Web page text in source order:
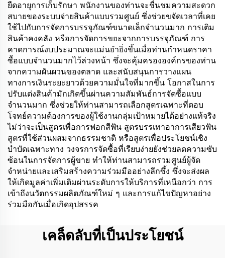
ยืดอายุการเก็บรักษา พนักงานของท่านจะชื่นชมความสะดวก
สบายของระบบจ่ายสินค้าแบบรวมศูนย์ ซึ่งช่วยขจัดเวลาที่เคย
ใช้ไปกับการจัดการบรรจุภัณฑ์ขนาดเล็กจำนวนมาก การเติม
สินค้าคงคลัง หรือการจัดการขยะจากการบรรจุภัณฑ์ การ
คาดการณ์งบประมาณจะแม่นยำยิ่งขึ้นเมื่อท่านกำหนดราคา
ซื้อแบบจำนวนมากไว้ล่วงหน้า ซึ่งจะคุ้มครององค์กรของท่าน
จากความผันผวนของตลาด และสนับสนุนการวางแผน
ทางการเงินระยะยาวด้วยความมั่นใจที่มากขึ้น โอกาสในการ
ปรับแต่งสินค้ามักเกิดขึ้นผ่านความสัมพันธ์การจัดซื้อแบบ
จำนวนมาก ซึ่งช่วยให้ท่านสามารถเลือกสูตรเฉพาะที่ตอบ
โจทย์ความต้องการของผู้ใช้งานกลุ่มเป้าหมายได้อย่างแท้จริง
ไม่ว่าจะเป็นสูตรเพื่อการฟอกสีฟัน สูตรบรรเทาอาการเสียวฟัน
สูตรที่ใช้ส่วนผสมจากธรรมชาติ หรือสูตรเพื่อประโยชน์เชิง
บำบัดเฉพาะทาง วงจรการจัดซื้อที่เรียบง่ายยังช่วยลดความซับ
ซ้อนในการจัดการผู้ขาย ทำให้ท่านสามารถรวมศูนย์ผู้จัด
จำหน่ายและเสริมสร้างความร่วมมืออย่างลึกซึ้ง ซึ่งจะส่งผล
ให้เกิดมูลค่าเพิ่มเติมผ่านระดับการให้บริการที่เหนือกว่า การ
เข้าถึงนวัตกรรมผลิตภัณฑ์ใหม่ ๆ และการแก้ไขปัญหาอย่าง
ร่วมมือกันเมื่อเกิดอุปสรรค
เคล็ดลับที่เป็นประโยชน์